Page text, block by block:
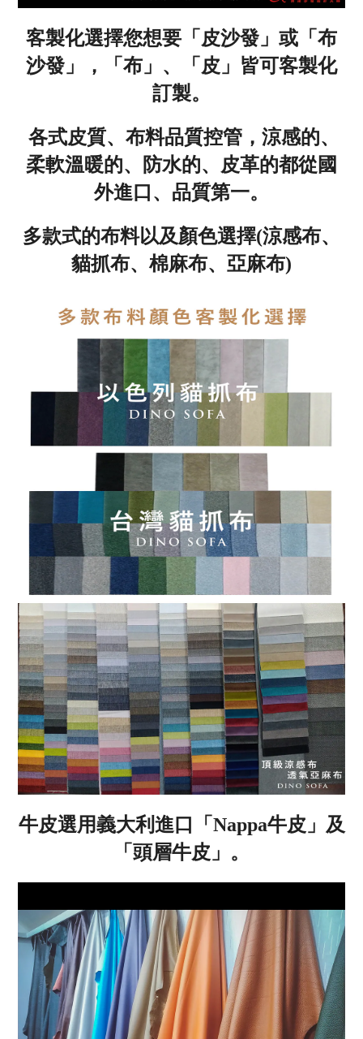
客製化選擇您想要「皮沙發」或「布
沙發」，「布」、「皮」皆可客製化
訂製。
各式皮質、布料品質控管，涼感的、
柔軟溫暖的、防水的、皮革的都從國
外進口、品質第一。
多款式的布料以及顏色選擇(涼感布、
貓抓布、棉麻布、亞麻布)
牛皮選用義大利進口「 Nappa牛皮」及
「頭層牛皮」。